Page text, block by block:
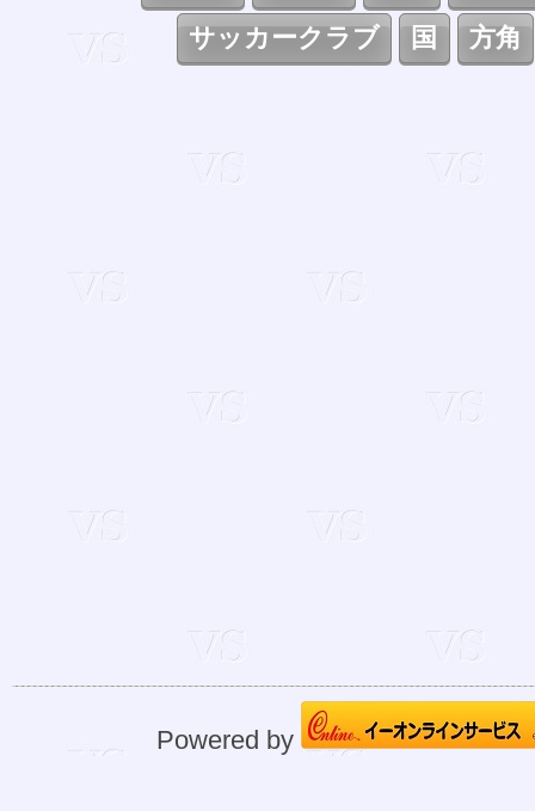
サッカークラブ
国 方角
Powered by